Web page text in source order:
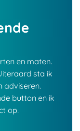
en maten.
sta ik
adviseren.
button en ik
op.